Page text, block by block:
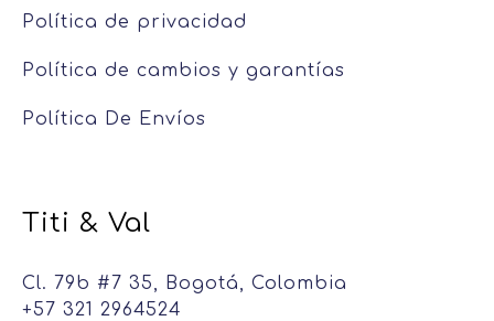
Política de privacidad
Política de cambios y garantías
Política De Envíos
Titi & Val
Cl. 79b #7 35, Bogotá, Colombia
+57 321 2964524